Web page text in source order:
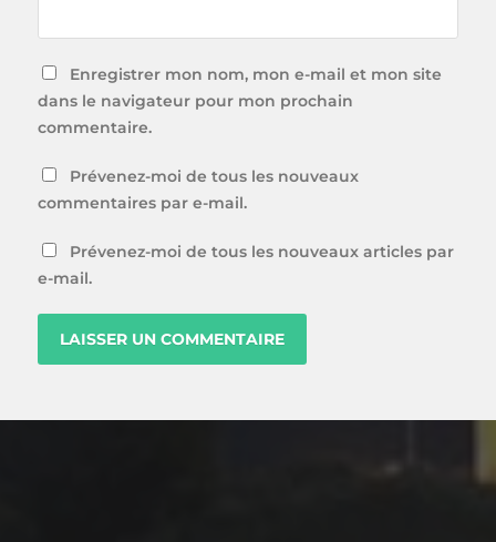
Enregistrer mon nom, mon e-mail et mon site
dans le navigateur pour mon prochain
commentaire.
Prévenez-moi de tous les nouveaux
commentaires par e-mail.
Prévenez-moi de tous les nouveaux articles par
e-mail.